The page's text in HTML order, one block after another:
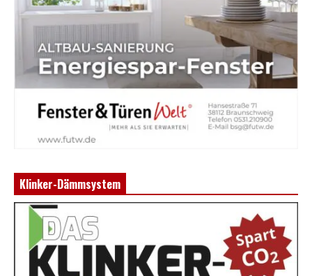
Klinker-Dämmsystem